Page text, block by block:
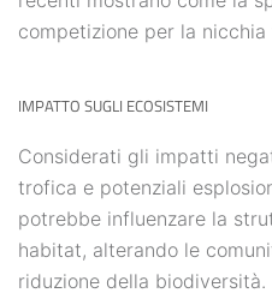
competizione per la
IMPATTO SUGLI ECOSISTEMI
Considerati gli impatti
trofica e potenziali
potrebbe influenzare la
habitat, alterando le
riduzione della biodiversità.